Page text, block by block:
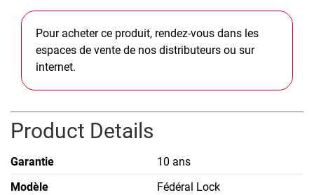
Pour acheter ce produit, rendez-vous dans les
espaces de vente de nos distributeurs ou sur
internet.
Product Details
Garantie
10 ans
Modèle
Fédéral Lock